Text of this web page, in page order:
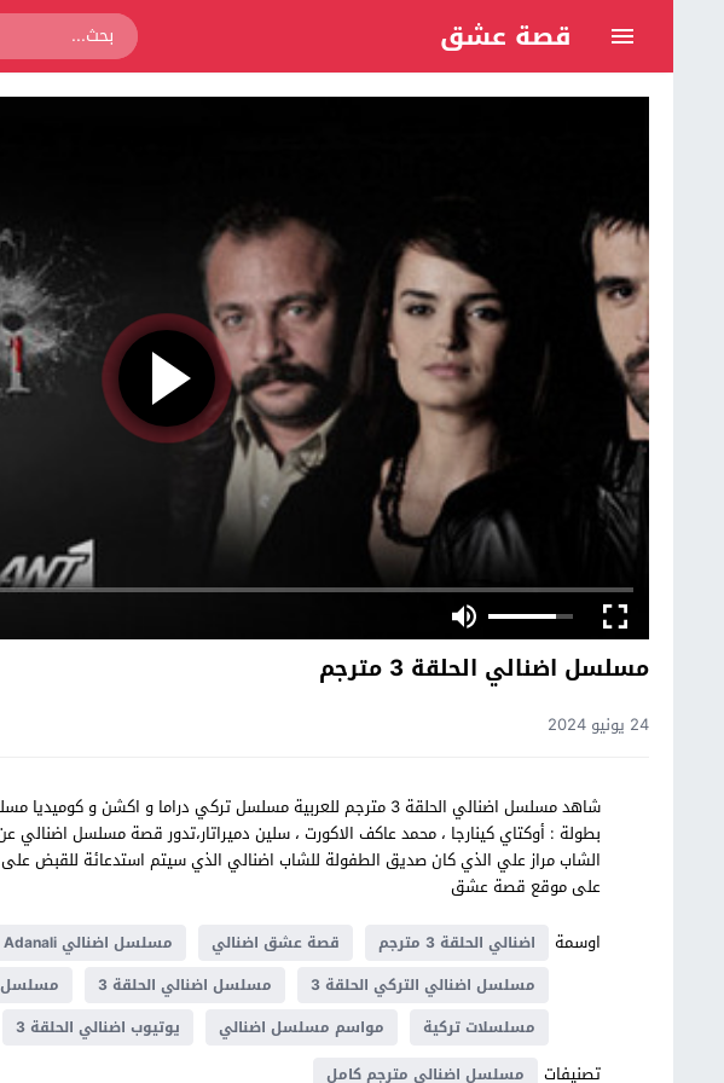
قصة عشق
مسلسل اضنالي الحلقة 3 مترجم
24 يونيو 2024
بطولة : أوكتاي كينارجا ، محمد عاكف الاكورت ، سلين دميراتار،تدور قصة مسلسل
الشاب مراز علي الذي كان صديق الطفولة للشاب اضنالي الذي سيتم استدعائة للقبض
على موقع قصة عشق
اوسمة
اضنالي الحلقة 3 مترجم قصة عشق اضنالي
مسلسل اضنالي Adanali
مسلسل اضنالي التركي الحلقة 3
مسلسل اضنالي الحلقة 3
مسلسل
مسلسلات تركية
مواسم مسلسل اضنالي يوتيوب اضنالي الحلقة 3
تصنيفات مسلسل اضنالي مترجم كامل